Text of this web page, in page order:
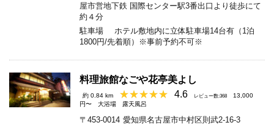
屋市営地下鉄 国際センター駅3番出口より徒歩にて
約４分
駐車場
ホテル敷地内に立体駐車場14台有（1泊
1800円/先着順）※事前予約不可※
料理旅館なごや花亭美よし
約 0.84 km 4.6 レビュー数:368
13,000
円〜
大浴場 露天風呂
〒453-0014 愛知県名古屋市中村区則武2-16-3